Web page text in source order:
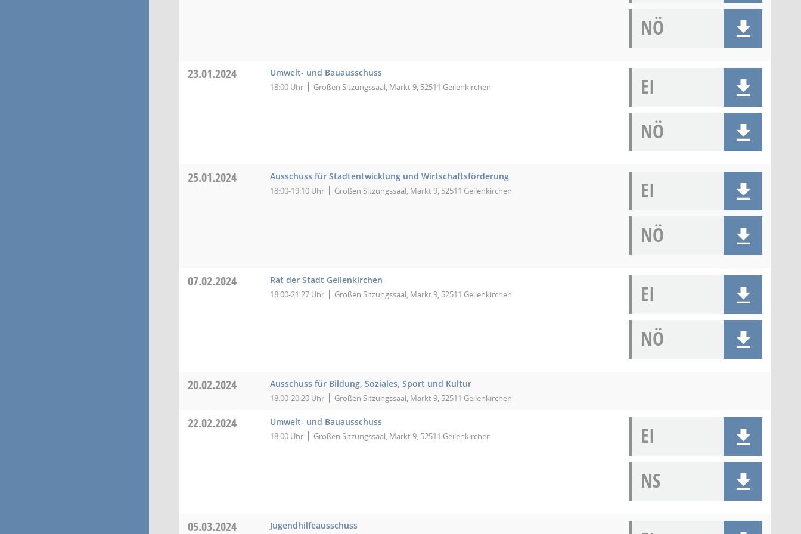
NÖ
23.01.2024 Umwelt- und Bauausschuss
18:00 Uhr Großen Sitzungssaal, Markt 9, 52511 Geilenkirchen
EI
NÖ
25.01.2024 Ausschuss für Stadtentwicklung und Wirtschaftsförderung
18:00-19:10 Uhr Großen Sitzungssaal, Markt 9, 52511 Geilenkirchen
EI
NÖ
07.02.2024 Rat der Stadt Geilenkirchen
18:00-21:27 Uhr Großen Sitzungssaal, Markt 9, 52511 Geilenkirchen
EI
NÖ
20.02.2024 Ausschuss für Bildung, Soziales, Sport und Kultur
18:00-20:20 Uhr Großen Sitzungssaal, Markt 9, 52511 Geilenkirchen
22.02.2024 Umwelt- und Bauausschuss
18:00 Uhr Großen Sitzungssaal, Markt 9, 52511 Geilenkirchen
EI
NS
05.03.2024 Jugendhilfeausschuss